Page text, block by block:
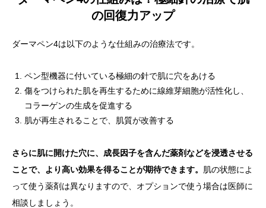
の回復力アップ
ダーマペン4は以下のような仕組みの治療法です。
ペン型機器に付いている極細の針で肌に穴をあける
傷をつけられた肌を再生するために線維芽細胞が活性化し、
コラーゲンの生成を促進する
肌が再生されることで、肌質が改善する
さらに肌に開けた穴に、成長因子を含んだ薬剤などを浸透させる
ことで、より高い効果を得ることが期待できます。 肌の状態によ
って使う薬剤は異なりますので、オプションで使う場合は医師に
相談しましょう。